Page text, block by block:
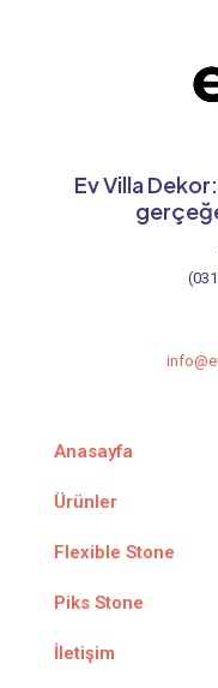
Ev Villa
Anasayfa
Ürünler
Flexible Stone
Piks Stone
İletişim